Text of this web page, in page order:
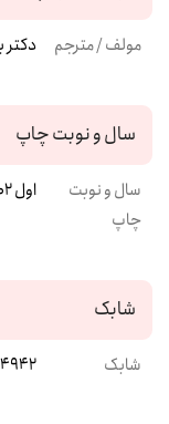
مولف / مترجم
سال و نوبت چاپ
سال و نوبت
چاپ
اول 1402
شابک
شابک